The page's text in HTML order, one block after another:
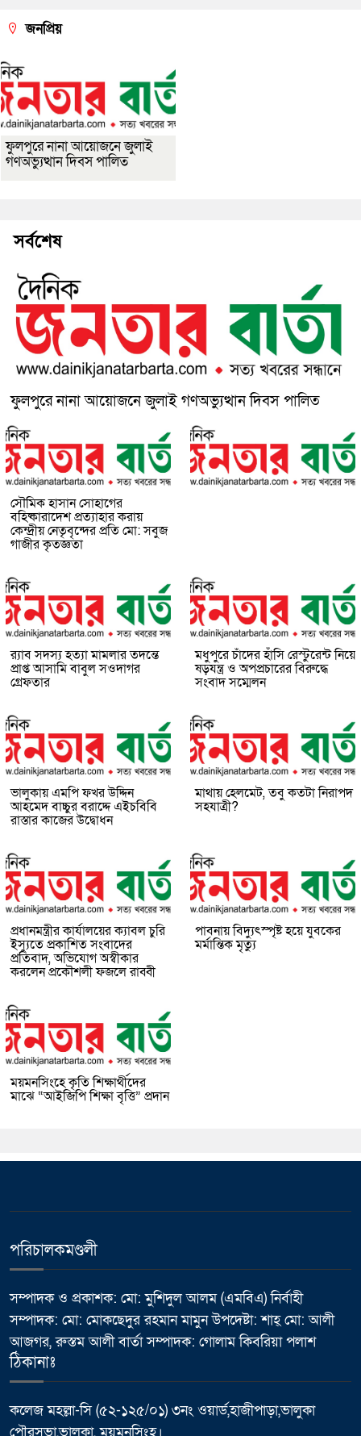
জনপ্রিয়
ফুলপুরে নানা আয়োজনে জুলাই
গণঅভ্যুত্থান দিবস পালিত
সর্বশেষ
ফুলপুরে নানা আয়োজনে জুলাই গণঅভ্যুত্থান দিবস পালিত
সৌমিক হাসান সোহাগের
বহিষ্কারাদেশ প্রত্যাহার করায়
কেন্দ্রীয় নেতৃবৃন্দের প্রতি মো: সবুজ
গাজীর কৃতজ্ঞতা
র‌্যাব সদস্য হত্যা মামলার তদন্তে
প্রাপ্ত আসামি বাবুল সওদাগর
গ্রেফতার
মধুপুরে চাঁদের হাঁসি রেস্টুরেন্ট নিয়ে
ষড়যন্ত্র ও অপপ্রচারের বিরুদ্ধে
সংবাদ সম্মেলন
ভালুকায় এমপি ফখর উদ্দিন
আহমেদ বাচ্চুর বরাদ্দে এইচবিবি
রাস্তার কাজের উদ্বোধন
মাথায় হেলমেট, তবু কতটা নিরাপদ
সহযাত্রী?
প্রধানমন্ত্রীর কার্যালয়ের ক্যাবল চুরি
ইস্যুতে প্রকাশিত সংবাদের
প্রতিবাদ, অভিযোগ অস্বীকার
করলেন প্রকৌশলী ফজলে রাব্বী
পাবনায় বিদ্যুৎস্পৃষ্ট হয়ে যুব‌কের
মর্মান্তিক মৃত্যু
ময়মনসিংহে কৃতি শিক্ষার্থীদের
মাঝে “আইজিপি শিক্ষা বৃত্তি” প্রদান
পরিচালকমণ্ডলী
সম্পাদক ও প্রকাশক: মো: মুশিদুল আলম (এমবিএ) নির্বাহী
সম্পাদক: মো: মোকছেদুর রহমান মামুন উপদেষ্টা: শাহ্ মো: আলী
আজগর, রুস্তম আলী বার্তা সম্পাদক: গোলাম কিবরিয়া পলাশ
ঠিকানাঃ
কলেজ মহল্লা-সি (৫২-১২৫/০১) ৩নং ওয়ার্ড,হাজীপাড়া,ভালুকা
পৌরসভা,ভালুকা, ময়মনসিংহ।